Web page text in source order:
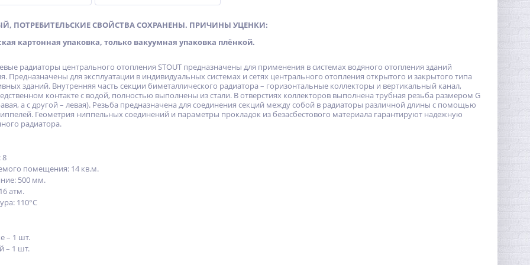
ПОТРЕБИТЕЛЬСКИЕ СВОЙСТВА СОХРАНЕНЫ. ПРИЧИНЫ УЦЕНКИ:
картонная упаковка, только вакуумная упаковка плёнкой.
радиаторы центрального отопления STOUT предназначены для применения в системах водяного отопления зданий
Предназначены для эксплуатации в индивидуальных системах и сетях центрального отопления открытого и закрытого типа
зданий. Внутренняя часть секции биметаллического радиатора – горизонтальные коллекторы и вертикальный канал,
контакте с водой, полностью выполнены из стали. В отверстиях коллекторов выполнена трубная резьба размером G
а с другой – левая). Резьба предназначена для соединения секций между собой в радиаторы различной длины с помощью
Геометрия ниппельных соединений и параметры прокладок из безасбестового материала гарантируют надежную
радиатора.
8
помещения: 14 кв.м.
500 мм.
атм.
110°С
– 1 шт.
– 1 шт.